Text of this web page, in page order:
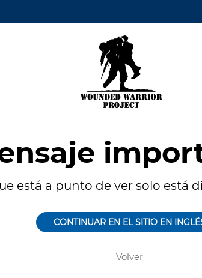
está a punto de ver solo está
CONTINUAR EN EL SITIO EN
Volver